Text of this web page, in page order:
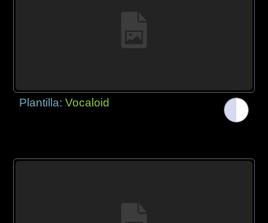
Plantilla:Vocaloid